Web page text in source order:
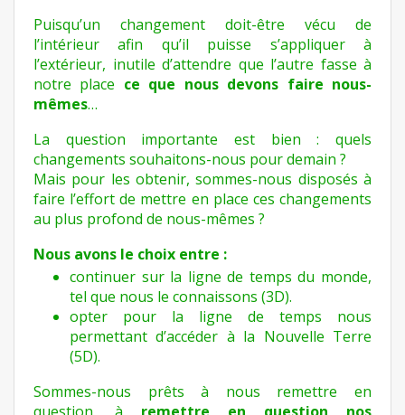
Puisqu’un changement doit-être vécu de
l’intérieur afin qu’il puisse s’appliquer à
l’extérieur, inutile d’attendre que l’autre fasse à
notre place ce que nous devons faire nous-
mêmes…
La question importante est bien : quels
changements souhaitons-nous pour demain ?
Mais pour les obtenir, sommes-nous disposés à
faire l’effort de mettre en place ces changements
au plus profond de nous-mêmes ?
Nous avons le choix entre :
continuer sur la ligne de temps du monde,
tel que nous le connaissons (3D).
opter pour la ligne de temps nous
permettant d’accéder à la Nouvelle Terre
(5D).
Sommes-nous prêts à nous remettre en